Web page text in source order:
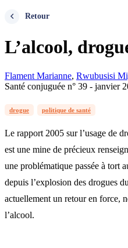
Retour
L’alcool,
Flament Marianne, Rwubusisi
Santé conjuguée n° 39 - janvier
drogue politique de santé
Le rapport 2005 sur l’usage de
est une mine de précieux
une problématique passée à tort
depuis l’explosion des drogues
actuellement un retour en force,
l’alcool.